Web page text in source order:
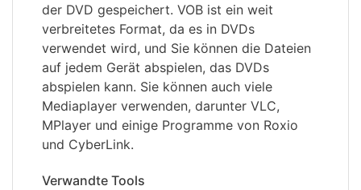
der DVD gespeichert. VOB ist ein weit
verbreitetes Format, da es in DVDs
verwendet wird, und Sie können die Dateien
auf jedem Gerät abspielen, das DVDs
abspielen kann. Sie können auch viele
Mediaplayer verwenden, darunter VLC,
MPlayer und einige Programme von Roxio
und CyberLink.
Verwandte Tools